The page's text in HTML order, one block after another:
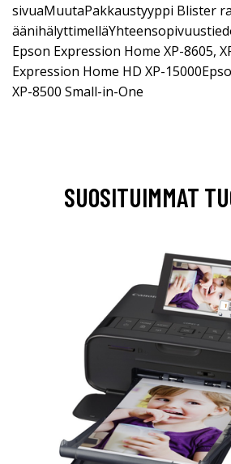
sivuaMuutaPakkaustyyppi Blister
Epson Expression Home XP-8605,
Expression Home HD XP-
XP-8500 Small-in-One
SUOSITUIMMAT